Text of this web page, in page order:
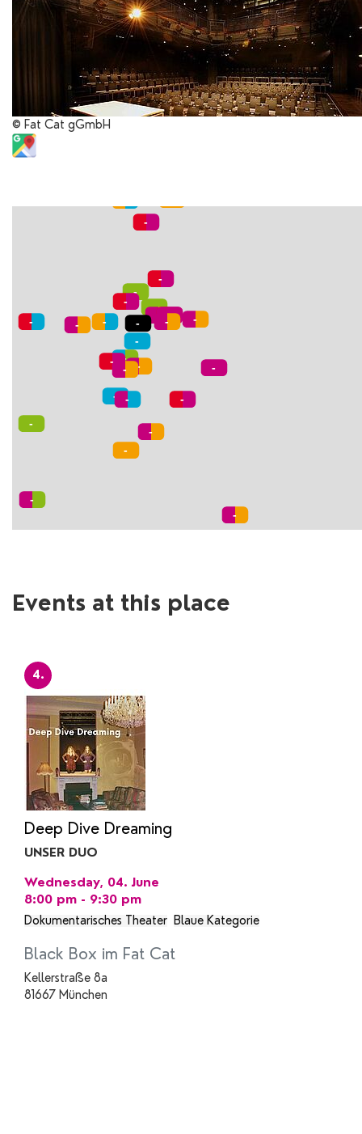
© Fat Cat gGmbH
Events at this place
4.
Deep Dive Dreaming
UNSER DUO
Wednesday, 04. June
8:00 pm - 9:30 pm
Dokumentarisches Theater Blaue Kategorie
Black Box im Fat Cat
Kellerstraße 8a
81667 München